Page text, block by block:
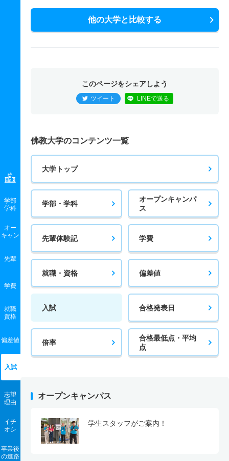
学部
学科
オー
キャン
先輩
学費
就職
資格
偏差値
入試
志望
理由
イチ
オシ
卒業後
の進路
他の大学と比較する
このページをシェアしよう
ツイート LINEで送る
佛教大学のコンテンツ一覧
大学トップ
学部・学科
オープンキャンパ
ス
先輩体験記 学費
就職・資格 偏差値
入試 合格発表日
倍率
合格最低点・平均
点
オープンキャンパス
学生スタッフがご案内！